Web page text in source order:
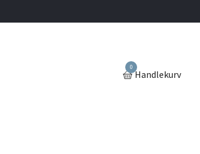
0
Handlekurv